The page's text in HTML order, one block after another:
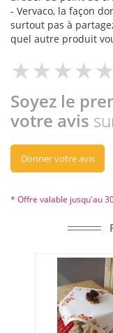
- Vervaco, la façon
surtout pas à
quel autre produit
Soyez le
votre avis
Donner votre avis
* Offre valable jusqu'au